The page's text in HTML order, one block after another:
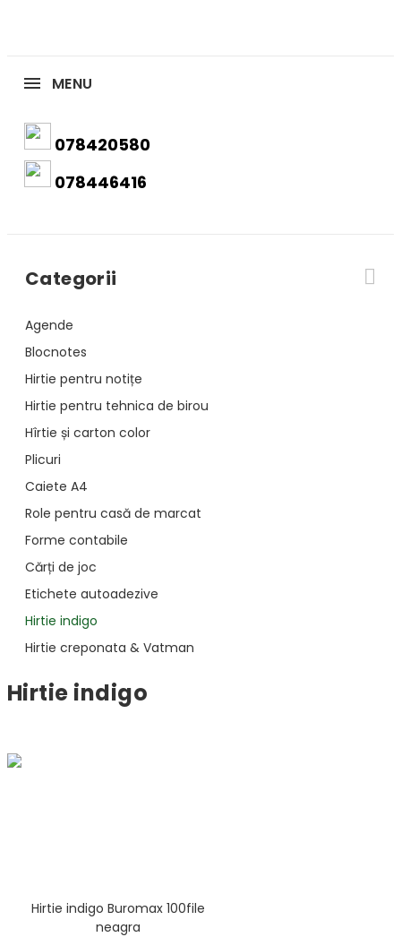
MENU
078420580
078446416
Categorii
Agende
Blocnotes
Hirtie pentru notițe
Hirtie pentru tehnica de birou
Hîrtie și carton color
Plicuri
Caiete A4
Role pentru casă de marcat
Forme contabile
Cărți de joc
Etichete autoadezive
Hirtie indigo
Hirtie creponata & Vatman
Hirtie indigo
Hirtie indigo Buromax 100file
neagra